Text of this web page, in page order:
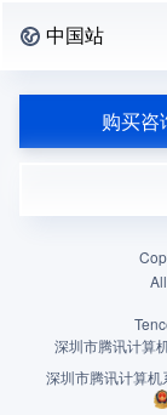
中国站
购买咨
深圳市腾讯计算
深圳市腾讯计算机